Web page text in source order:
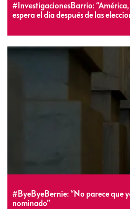
#InvestigacionesBarrio: “América,
espera el día después de las
#ByeByeBernie: “No parece que
nominado”